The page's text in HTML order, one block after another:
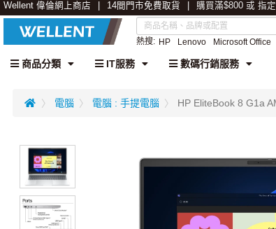
Wellent 偉倫網上商店 14間門市免費取貨 購買滿$800 或 指
熱搜: HP Lenovo Microsoft Office
商品分類 IT服務 數碼行銷服務
電腦 電腦 : 手提電腦 HP EliteBook 8 G1a